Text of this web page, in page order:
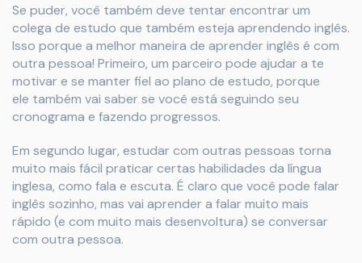
Se puder, você também deve tentar encontrar um
colega de estudo que também esteja aprendendo inglês.
Isso porque a melhor maneira de aprender inglês é com
outra pessoa! Primeiro, um parceiro pode ajudar a te
motivar e se manter fiel ao plano de estudo, porque
ele também vai saber se você está seguindo seu
cronograma e fazendo progressos.
Em segundo lugar, estudar com outras pessoas torna
muito mais fácil praticar certas habilidades da língua
inglesa, como fala e escuta. É claro que você pode falar
inglês sozinho, mas vai aprender a falar muito mais
rápido (e com muito mais desenvoltura) se conversar
com outra pessoa.